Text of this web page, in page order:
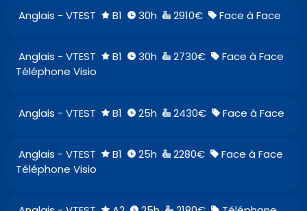
Anglais - VTEST B1 30h 2910€ Face à Face
Anglais - VTEST B1 30h 2730€
Face à Face
Téléphone Visio
Anglais - VTEST B1 25h 2430€ Face à Face
Anglais - VTEST B1 25h 2280€
Face à Face
Téléphone Visio